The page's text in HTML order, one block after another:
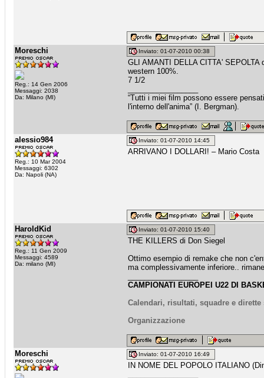
Moreschi
Reg.: 14 Gen 2006
Messaggi: 2038
Da: Milano (MI)
Inviato: 01-07-2010 00:38
GLI AMANTI DELLA CITTA' SEPOLTA
western 100%.
7 1/2
“Tutti i miei film possono essere
l'interno dell'anima” (I. Bergman).
alessio984
Reg.: 10 Mar 2004
Messaggi: 6302
Da: Napoli (NA)
Inviato: 01-07-2010 14:45
ARRIVANO I DOLLARI! – Mario Costa
HaroldKid
Reg.: 11 Gen 2009
Messaggi: 4589
Da: milano (MI)
Inviato: 01-07-2010 15:40
THE KILLERS di Don Siegel
Ottimo esempio di remake che non
ma complessivamente inferiore..
CAMPIONATI EUROPEI U22 DI
Calendari, risultati, squadre e dirette
Organizzazione
Moreschi Inviato: 01-07-2010 16:49
IN NOME DEL POPOLO ITALIANO